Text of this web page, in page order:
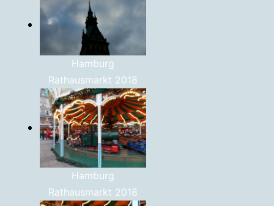
Hamburg
Rathausmarkt 2018
Hamburg
Rathausmarkt 2018